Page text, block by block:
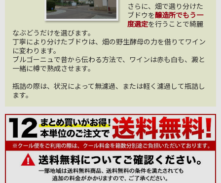
さらに、畑で選り分けた
ブドウを醸造所でもう一
度選定を行うことで綺麗
なぶどうだけを選びます。
丁寧により分けたブドウは、畑の野生酵母の力を借りてワイン
に変わります。
ブルゴーニュで昔から伝わる方法で、ワインは赤も白も、澱と
一緒に樽で熟成させます。
瓶詰の際は、状況によって無濾過、または軽く濾過して瓶詰し
ます。